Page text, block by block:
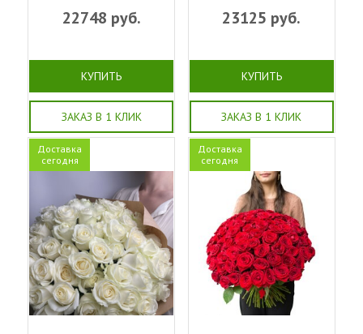
22748 руб.
КУПИТЬ
ЗАКАЗ В 1 КЛИК
23125 руб.
КУПИТЬ
ЗАКАЗ В 1 КЛИК
Доставка
сегодня
Доставка
сегодня